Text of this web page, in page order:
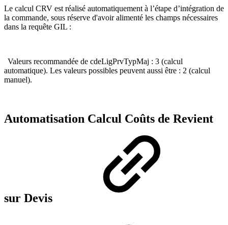
Le calcul CRV est réalisé automatiquement à l’étape d’intégration de
la commande, sous réserve d'avoir alimenté les champs nécessaires
dans la requête GIL :
Valeurs recommandée de cdeLigPrvTypMaj : 3 (calcul
automatique). Les valeurs possibles peuvent aussi être : 2 (calcul
manuel).
Automatisation Calcul Coûts de Revient
sur Devis